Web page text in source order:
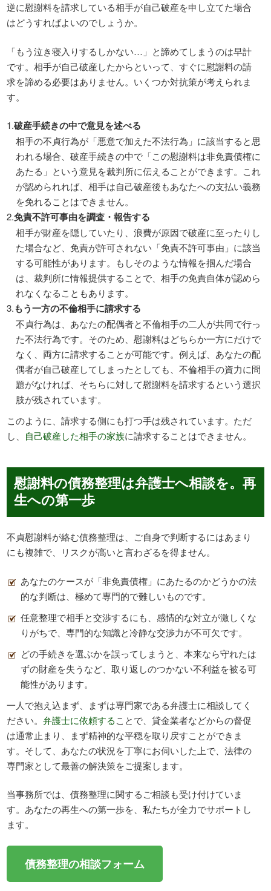
逆に慰謝料を請求している相手が自己破産を申し立てた場合
はどうすればよいのでしょうか。
「もう泣き寝入りするしかない…」と諦めてしまうのは早計
です。相手が自己破産したからといって、すぐに慰謝料の請
求を諦める必要はありません。いくつか対抗策が考えられま
す。
破産手続きの中で意見を述べる
相手の不貞行為が「悪意で加えた不法行為」に該当すると思
われる場合、破産手続きの中で「この慰謝料は非免責債権に
あたる」という意見を裁判所に伝えることができます。これ
が認められれば、相手は自己破産後もあなたへの支払い義務
を免れることはできません。
免責不許可事由を調査・報告する
相手が財産を隠していたり、浪費が原因で破産に至ったりし
た場合など、免責が許可されない「免責不許可事由」に該当
する可能性があります。もしそのような情報を掴んだ場合
は、裁判所に情報提供することで、相手の免責自体が認めら
れなくなることもあります。
もう一方の不倫相手に請求する
不貞行為は、あなたの配偶者と不倫相手の二人が共同で行っ
た不法行為です。そのため、慰謝料はどちらか一方にだけで
なく、両方に請求することが可能です。例えば、あなたの配
偶者が自己破産してしまったとしても、不倫相手の資力に問
題がなければ、そちらに対して慰謝料を請求するという選択
肢が残されています。
このように、請求する側にも打つ手は残されています。ただ
し、 自己破産した相手の家族に請求することはできません。
慰謝料の債務整理は弁護士へ相談を。再
生への第一歩
不貞慰謝料が絡む債務整理は、ご自身で判断するにはあまり
にも複雑で、リスクが高いと言わざるを得ません。
あなたのケースが「非免責債権」にあたるのかどうかの法
的な判断は、極めて専門的で難しいものです。
任意整理で相手と交渉するにも、感情的な対立が激しくな
りがちで、専門的な知識と冷静な交渉力が不可欠です。
どの手続きを選ぶかを誤ってしまうと、本来なら守れたは
ずの財産を失うなど、取り返しのつかない不利益を被る可
能性があります。
一人で抱え込まず、まずは専門家である弁護士に相談してく
ださい。弁護士に依頼することで、貸金業者などからの督促
は通常止まり、まず精神的な平穏を取り戻すことができま
す。そして、あなたの状況を丁寧にお伺いした上で、法律の
専門家として最善の解決策をご提案します。
当事務所では、債務整理に関するご相談も受け付けていま
す。あなたの再生への第一歩を、私たちが全力でサポートし
ます。
債務整理の相談フォーム